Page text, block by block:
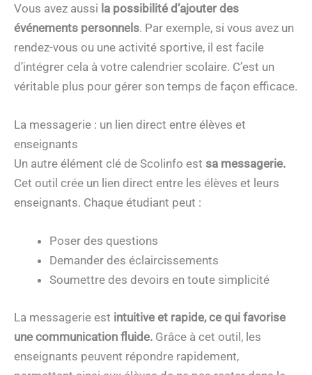
Vous avez aussi la possibilité d’ajouter des
événements personnels. Par exemple, si vous avez un
rendez-vous ou une activité sportive, il est facile
d’intégrer cela à votre calendrier scolaire. C’est un
véritable plus pour gérer son temps de façon efficace.
La messagerie : un lien direct entre élèves et
enseignants
Un autre élément clé de Scolinfo est sa messagerie.
Cet outil crée un lien direct entre les élèves et leurs
enseignants. Chaque étudiant peut :
Poser des questions
Demander des éclaircissements
Soumettre des devoirs en toute simplicité
La messagerie est intuitive et rapide, ce qui favorise
une communication fluide. Grâce à cet outil, les
enseignants peuvent répondre rapidement,